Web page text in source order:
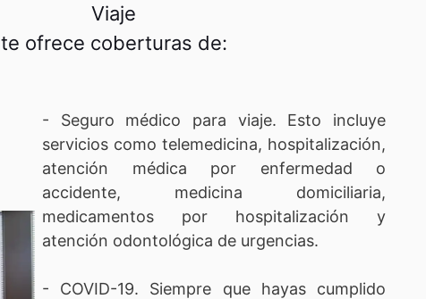
Viaje
te ofrece coberturas de:
- Seguro médico para viaje. Esto incluye
servicios como telemedicina, hospitalización,
atención médica por enfermedad o
accidente, medicina domiciliaria,
medicamentos por hospitalización y
atención odontológica de urgencias.
- COVID-19. Siempre que hayas cumplido